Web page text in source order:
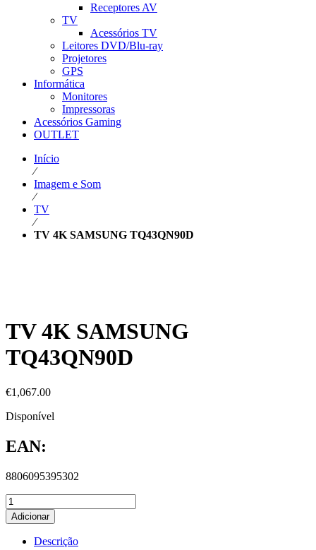
Receptores AV
TV
Acessórios TV
Leitores DVD/Blu-ray
Projetores
GPS
Informática
Monitores
Impressoras
Acessórios Gaming
OUTLET
Início
⁄
Imagem e Som
⁄
TV
⁄
TV 4K SAMSUNG TQ43QN90D
TV 4K SAMSUNG
TQ43QN90D
€1,067.00
Disponível
EAN:
8806095395302
Adicionar
Descrição